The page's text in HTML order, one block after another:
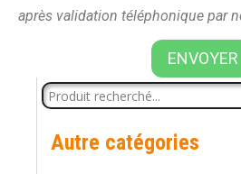
après validation téléphonique par
ENVOYER
Autre catégories